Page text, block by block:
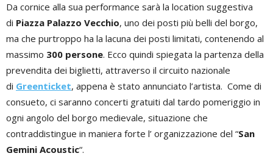
Da cornice alla sua performance sarà la location suggestiva
di Piazza Palazzo Vecchio, uno dei posti più belli del borgo,
ma che purtroppo ha la lacuna dei posti limitati, contenendo al
massimo 300 persone. Ecco quindi spiegata la partenza della
prevendita dei biglietti, attraverso il circuito nazionale
di Greenticket, appena è stato annunciato l’artista. Come di
consueto, ci saranno concerti gratuiti dal tardo pomeriggio in
ogni angolo del borgo medievale, situazione che
contraddistingue in maniera forte l’ organizzazione del “San
Gemini Acoustic“.